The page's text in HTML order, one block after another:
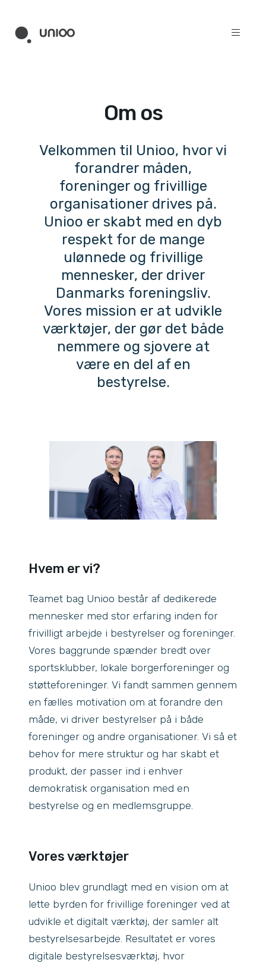
Om os
Velkommen til Unioo, hvor vi
forandrer måden,
foreninger og frivillige
organisationer drives på.
Unioo er skabt med en dyb
respekt for de mange
ulønnede og frivillige
mennesker, der driver
Danmarks foreningsliv.
Vores mission er at udvikle
værktøjer, der gør det både
nemmere og sjovere at
være en del af en
bestyrelse.
Hvem er vi?
Teamet bag Unioo består af dedikerede
mennesker med stor erfaring inden for
frivilligt arbejde i bestyrelser og foreninger.
Vores baggrunde spænder bredt over
sportsklubber, lokale borgerforeninger og
støtteforeninger. Vi fandt sammen gennem
en fælles motivation om at forandre den
måde, vi driver bestyrelser på i både
foreninger og andre organisationer. Vi så et
behov for mere struktur og har skabt et
produkt, der passer ind i enhver
demokratisk organisation med en
bestyrelse og en medlemsgruppe.
Vores værktøjer
Unioo blev grundlagt med en vision om at
lette byrden for frivillige foreninger ved at
udvikle et digitalt værktøj, der samler alt
bestyrelsesarbejde. Resultatet er vores
digitale bestyrelsesværktøj, hvor